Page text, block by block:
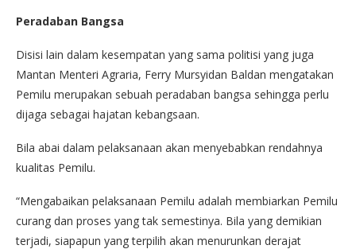
Peradaban Bangsa
Disisi lain dalam kesempatan yang sama politisi yang juga
Mantan Menteri Agraria, Ferry Mursyidan Baldan mengatakan
Pemilu merupakan sebuah peradaban bangsa sehingga perlu
dijaga sebagai hajatan kebangsaan.
Bila abai dalam pelaksanaan akan menyebabkan rendahnya
kualitas Pemilu.
“Mengabaikan pelaksanaan Pemilu adalah membiarkan Pemilu
curang dan proses yang tak semestinya. Bila yang demikian
terjadi, siapapun yang terpilih akan menurunkan derajat